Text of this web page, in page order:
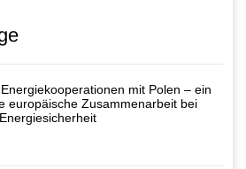
mit Polen – ein
europäische Zusammenarbeit bei